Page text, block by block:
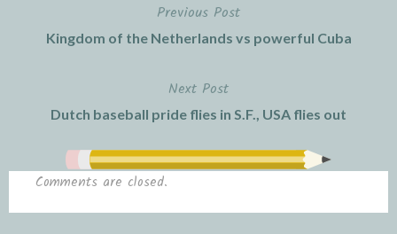
Previous Post
Kingdom of the Netherlands vs powerful Cuba
Next Post
Dutch baseball pride flies in S.F., USA flies out
Comments are closed.